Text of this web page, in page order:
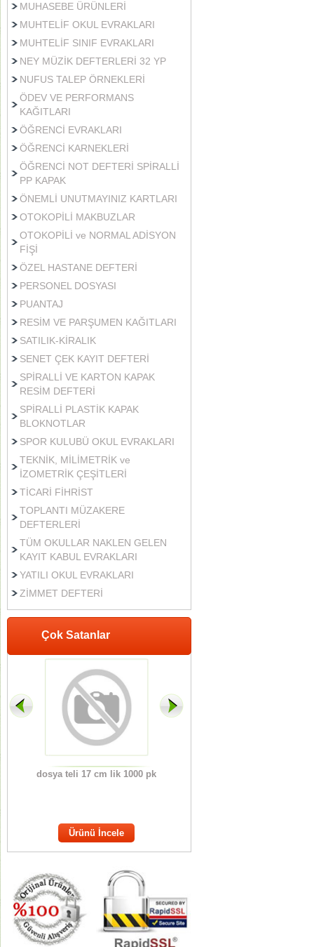
MUHASEBE ÜRÜNLERİ
MUHTELİF OKUL EVRAKLARI
MUHTELİF SINIF EVRAKLARI
NEY MÜZİK DEFTERLERİ 32 YP
NUFUS TALEP ÖRNEKLERİ
ÖDEV VE PERFORMANS
KAĞITLARI
ÖĞRENCİ EVRAKLARI
ÖĞRENCİ KARNEKLERİ
ÖĞRENCİ NOT DEFTERİ SPİRALLİ
PP KAPAK
ÖNEMLİ UNUTMAYINIZ KARTLARI
OTOKOPİLİ MAKBUZLAR
OTOKOPİLİ ve NORMAL ADİSYON
FİŞİ
ÖZEL HASTANE DEFTERİ
PERSONEL DOSYASI
PUANTAJ
RESİM VE PARŞUMEN KAĞITLARI
SATILIK-KİRALIK
SENET ÇEK KAYIT DEFTERİ
SPİRALLİ VE KARTON KAPAK
RESİM DEFTERİ
SPİRALLİ PLASTİK KAPAK
BLOKNOTLAR
SPOR KULUBÜ OKUL EVRAKLARI
TEKNİK, MİLİMETRİK ve
İZOMETRİK ÇEŞİTLERİ
TİCARİ FİHRİST
TOPLANTI MÜZAKERE
DEFTERLERİ
TÜM OKULLAR NAKLEN GELEN
KAYIT KABUL EVRAKLARI
YATILI OKUL EVRAKLARI
ZİMMET DEFTERİ
Çok Satanlar
dosya teli 17 cm lik 1000 pk